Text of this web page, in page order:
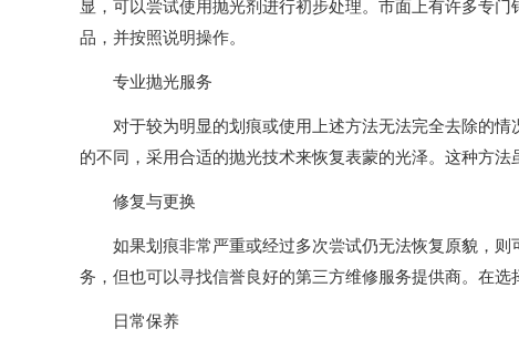
显，可以尝试使用抛光剂进行初步处理。市面上有许多专
品，并按照说明操作。
专业抛光服务
对于较为明显的划痕或使用上述方法无法完全去除的情
的不同，采用合适的抛光技术来恢复表蒙的光泽。这种方法
修复与更换
如果划痕非常严重或经过多次尝试仍无法恢复原貌，则
务，但也可以寻找信誉良好的第三方维修服务提供商。在选
日常保养